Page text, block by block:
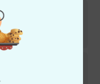
semaines
for ZED60 14FX